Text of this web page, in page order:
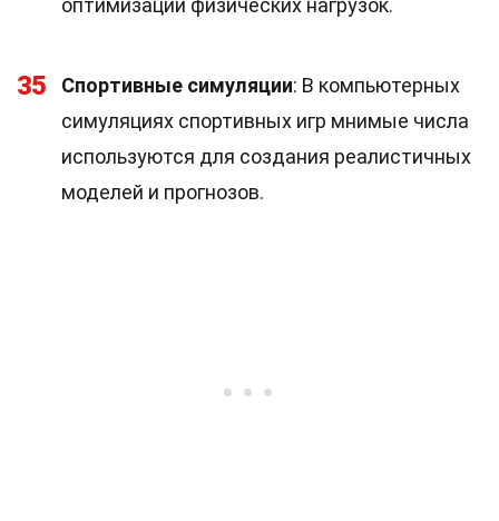
оптимизации физических нагрузок.
35 Спортивные симуляции: В компьютерных
симуляциях спортивных игр мнимые числа
используются для создания реалистичных
моделей и прогнозов.